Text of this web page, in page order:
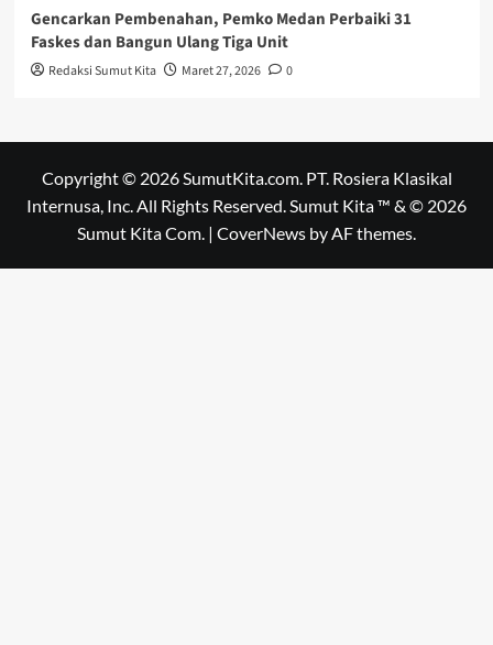
Gencarkan Pembenahan, Pemko Medan Perbaiki 31
Faskes dan Bangun Ulang Tiga Unit
Redaksi Sumut Kita Maret 27, 2026 0
Copyright © 2026 SumutKita.com. PT. Rosiera Klasikal
Internusa, Inc. All Rights Reserved. Sumut Kita ™ & © 2026
Sumut Kita Com. | CoverNews by AF themes.